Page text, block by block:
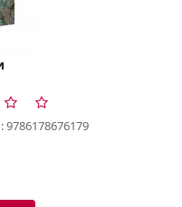
9786178676179